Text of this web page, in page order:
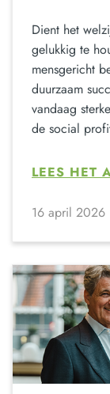
Dient het
gelukkig te
mensgericht
duurzaam
vandaag
de social
LEES HET
16 april 2026